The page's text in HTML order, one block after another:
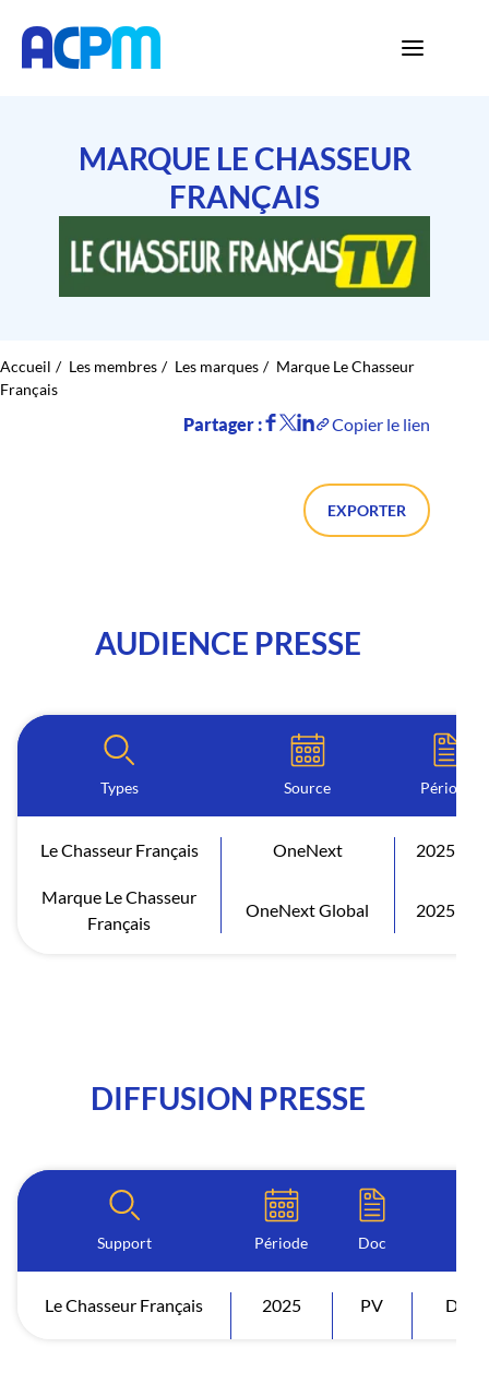
MARQUE LE CHASSEUR
FRANÇAIS
Accueil Les membres Les marques
Marque Le Chasseur
Français
Partager : Copier le lien
EXPORTER
AUDIENCE PRESSE
Types Source Période
Le Chasseur Français OneNext 2025 S1
Marque Le Chasseur
Français
OneNext Global 2025 S1
DIFFUSION PRESSE
Support Période Doc
Le Chasseur Français 2025 PV